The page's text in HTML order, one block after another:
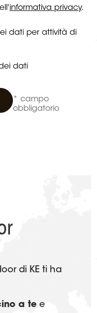
informativa privacy.
dati per attività di
dati
* campo
obbligatorio
di KE ti ha
a te e